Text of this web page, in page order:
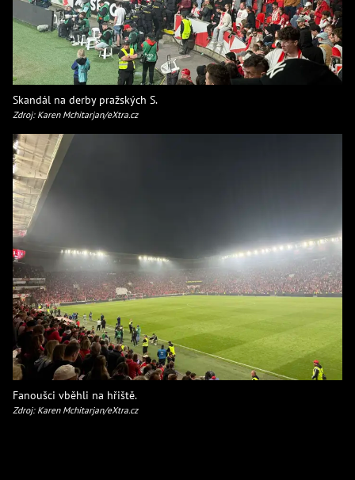
Skandál na derby pražských S.
Zdroj: Karen Mchitarjan/eXtra.cz
Fanoušci vběhli na hřiště.
Zdroj: Karen Mchitarjan/eXtra.cz